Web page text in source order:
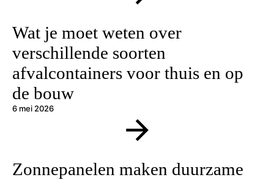
Wat je moet weten over
verschillende soorten
afvalcontainers voor thuis en op
de bouw
6 mei 2026
Zonnepanelen maken duurzame